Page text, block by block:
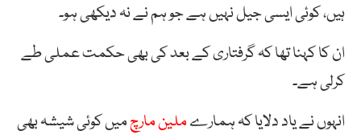
ہیں، کوئی ایسی جیل نہیں ہے جو ہم نے نہ دیکھی ہو۔
ان کا کہنا تھا کہ گرفتاری کے بعد کی بھی حکمت عملی طے
کرلی ہے۔
انہوں نے یاد دلایا کہ ہمارےملین مارچمیں کوئی شیشہ بھی